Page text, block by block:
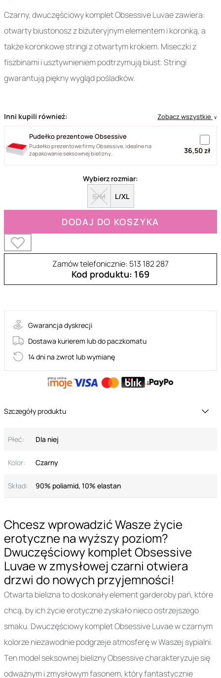
Chcesz wprowadzić Wasze życie
erotyczne na wyższy poziom?
Dwuczęściowy komplet Obsessive
Luvae w zmysłowej czarni otwiera
drzwi do nowych przyjemności!
Otwarta bielizna to doskonały element garderoby pań, które
chcą, by ich życie erotyczne zyskało nieco ostrzejszego
smaku. Dwuczęściowy komplet Obsessive Luvae w czarnym
kolorze niezawodnie podgrzeje atmosferę w Waszej sypialni.
Ten model seksownej bielizny Obsessive charakteryzuje się
odważnym i zmysłowym fasonem, który fantastycznie
Czarny, dwuczęściowy komplet Obsessive Luvae zawiera:
otwarty biustonosz z biżuteryjnym elementem i koronką, a
także koronkowe stringi z otwartym krokiem. Miseczki z
fiszbinami i usztywnieniem podtrzymują biust. Stringi
gwarantują piękny wygląd pośladków.
Inni kupili również: Zobacz wszystkie ∨
Pudełko prezentowe Obsessive
Pudełko prezentowe firmy Obsessive, idealne na
zapakowanie seksownej bielizny.
36,50 zł
Wybierz rozmiar:
S/M
L/XL
DODAJ DO KOSZYKA
Zamów telefonicznie: 513 182 287
Kod produktu: 169
Gwarancja dyskrecji
Dostawa kurierem lub do paczkomatu
14 dni na zwrot lub wymianę
Szczegóły produktu
Płeć: Dla niej
Kolor: Czarny
Skład: 90% poliamid, 10% elastan